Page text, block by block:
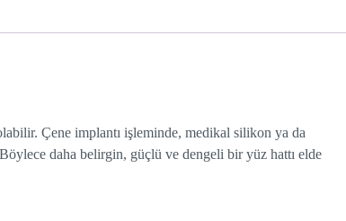
Çene implantı işleminde, medikal silikon ya da
daha belirgin, güçlü ve dengeli bir yüz hattı elde